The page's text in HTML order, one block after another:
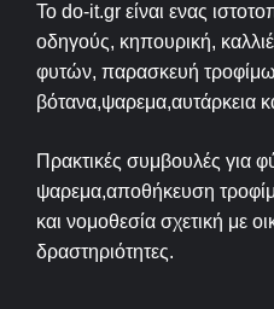
Το do-it.gr είναι ενας
οδηγούς, κηπουρική,
φυτών, παρασκευή
βότανα,ψαρεμα,αυτάρκεια
Πρακτικές συμβουλές για
ψαρεμα,αποθήκευση
και νομοθεσία σχετική με
δραστηριότητες.